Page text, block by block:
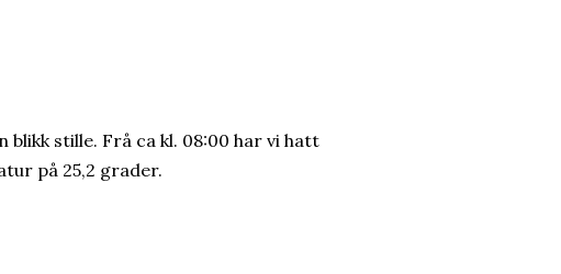
stille. Frå ca kl. 08:00 har vi hatt
på 25,2 grader.